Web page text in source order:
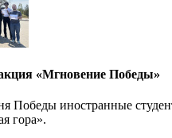
«Мгновение Победы»
Победы иностранные
гора».